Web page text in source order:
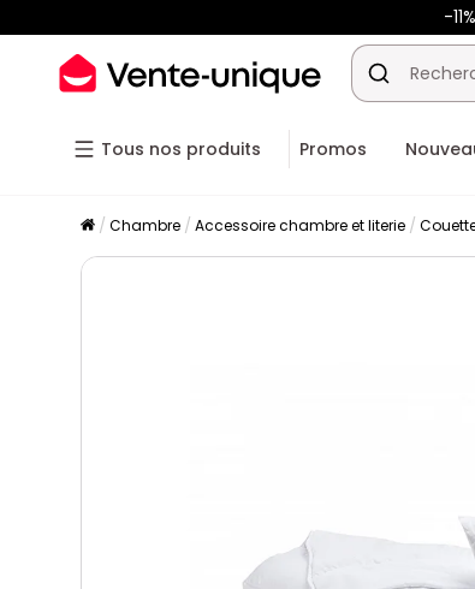
-
Tous nos produits Promos
Chambre Accessoire chambre et literie